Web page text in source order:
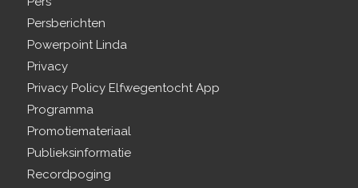
Persberichten
Powerpoint Linda
Privacy
Privacy Policy Elfwegentocht App
Programma
Promotiemateriaal
Publieksinformatie
Recordpoging